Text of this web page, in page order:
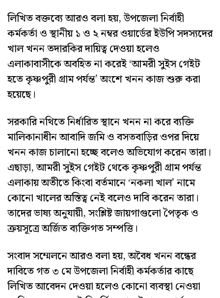
লিখিত বক্তব্যে আরও বলা হয়, উপজেলা নির্বাহী
কর্মকর্তা ও স্থানীয় ১ ও ২ নম্বর ওয়ার্ডের ইউপি সদস্যদের
খাল খনন তদারকির দায়িত্ব দেওয়া হলেও
এলাকাবাসীকে অবহিত না করেই ‘আমরী সুইস গেইট
হতে কৃষ্ণপুরী গ্রাম পর্যন্ত’ অংশে খনন কাজ শুরু করা
হয়েছে।
সরকারি নথিতে নির্ধারিত স্থানে খনন না করে ব্যক্তি
মালিকানাধীন আবাদি জমি ও বসতবাড়ির ওপর দিয়ে
খনন কাজ চালানো হচ্ছে বলেও অভিযোগ করেন তারা।
এছাড়া, আমরী সুইস গেইট থেকে কৃষ্ণপুরী গ্রাম পর্যন্ত
এলাকায় অতীতে কিংবা বর্তমানে ‘নকলা খাল’ নামে
কোনো খালের অস্তিত্ব নেই বলেও দাবি করেন তারা।
তাদের ভাষ্য অনুযায়ী, সংশ্লিষ্ট জায়গাগুলো পৈতৃক ও
ক্রয়সূত্রে অর্জিত ব্যক্তিগত সম্পত্তি।
সংবাদ সম্মেলনে আরও বলা হয়, অবৈধ খনন বন্ধের
দাবিতে গত ৩ মে উপজেলা নির্বাহী কর্মকর্তার কাছে
লিখিত আবেদন দেওয়া হলেও কোনো ব্যবস্থা নেওয়া